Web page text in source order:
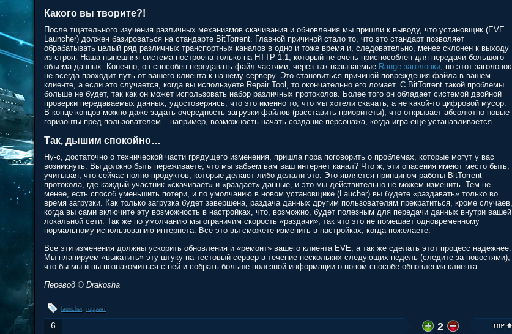
Какого вы творите?!
После тщательного изучения различных механизмов скачивания и обновления мы пришли к выводу, что установщик (EVE
Launcher) должен базироваться на стандарте BitTorrent. Главной причиной стало то, что это стандарт позволяет
обрабатывать целый ряд различных транспортных каналов в одно и тоже время и, следовательно, менее склонен к выходу
из строя. Наша нынешняя система построена только на HTTP 1.1, который не очень приспособлен для передачи большого
объема данных. Конечно, он способен передавать файл частями, через так называемые Range заголовки, но этот заголовок
не всегда проходит путь от вашего клиента к нашему серверу. Это становиться причиной повреждения файла в вашем
клиенте, а если это случается, когда вы используете Repair Tool, то окончательно его ломает. С BitTorrent такой проблемы
больше не будет, так как он может использовать набор различных протоколов. Более того он обладает системой двойной
проверки передаваемых данных, удостоверяясь, что это именно то, что мы хотели скачать, а не какой-то цифровой мусор.
В конце концов можно даже задать очередность загрузки файлов (расставить приоритеты), что открывает абсолютно новые
горизонты пред пользователем – например, возможность начать создание персонажа, когда игра еще устанавливается.
Так, дышим спокойно…
Ну-с, достаточно о технической части грядущего изменения, пришла пора поговорить о проблемах, которые могут у вас
возникнуть. Вы должно быть переживаете, что мы забьем вам ваш интернет канал? Что ж, эти опасения имеют место быть,
учитывая, что сейчас полно продуктов, которые делают либо делали это. Это является принципом работы BitTorrent
протокола, где каждый участник «скачивает» и «раздает» данные, и это мы действительно не можем изменить. Тем не
менее, есть способ уменьшить потери, и по умолчанию в новом установщике (Laucher) вы будете «раздавать» только во
время загрузки. Как только загрузка будет завершена, раздача данных другим пользователям прекратиться, кроме случаев,
когда вы сами включите эту возможность в настройках, что, возможно, будет полезным для передачи данных внутри вашей
локальной сети. Так же по умолчанию мы ограничим скорость «раздачи», так что это не помешает одновременному
нормальному использованию интернета. Все это вы сможете изменить в настройках, когда пожелаете.
Все эти изменения должны ускорить обновления и «ремонт» вашего клиента EVE, а так же сделать этот процесс надежнее.
Мы планируем «выкатить» эту штуку на тестовый сервер в течение нескольких следующих недель (следите за новостями),
что бы мы и вы познакомиться с ней и собрать больше полезной информации о новом способе обновления клиента.
Перевод © Drakosha
launcher, торрент
6 2